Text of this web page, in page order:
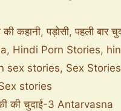
की कहानी,पड़ोसी,पहली बार
, Hindi Porn Stories,
sex stories, Sex Stories
stories
की चुदाई-3 Antarvasna